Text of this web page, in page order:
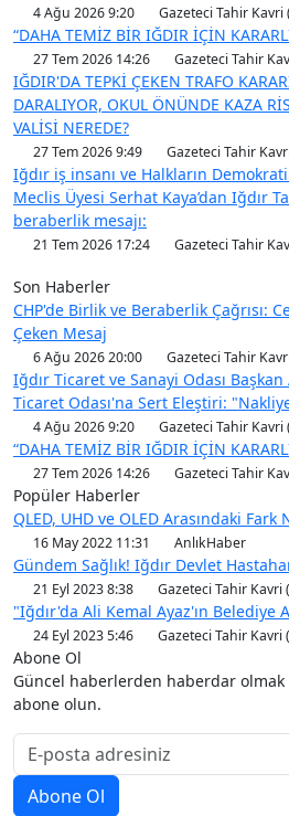
4 Ağu 2026 9:20 Gazeteci Tahir Kavri
“DAHA TEMİZ BİR IĞDIR İÇİN
27 Tem 2026 14:26 Gazeteci Tahir
IĞDIR'DA TEPKİ ÇEKEN TRAFO
DARALIYOR, OKUL ÖNÜNDE KAZA
VALİSİ NEREDE?
27 Tem 2026 9:49 Gazeteci Tahir
Iğdır iş insanı ve Halkların
Meclis Üyesi Serhat Kaya’dan Iğdır
beraberlik mesajı:
21 Tem 2026 17:24 Gazeteci Tahir
Son Haberler
CHP'de Birlik ve Beraberlik Çağrısı:
Çeken Mesaj
6 Ağu 2026 20:00 Gazeteci Tahir
Iğdır Ticaret ve Sanayi Odası
Ticaret Odası'na Sert Eleştiri:
4 Ağu 2026 9:20 Gazeteci Tahir Kavri
“DAHA TEMİZ BİR IĞDIR İÇİN
27 Tem 2026 14:26 Gazeteci Tahir
Popüler Haberler
QLED, UHD ve OLED Arasındaki
16 May 2022 11:31 AnlıkHaber
Gündem Sağlık! Iğdır Devlet
21 Eyl 2023 8:38 Gazeteci Tahir Kavri
"Iğdır'da Ali Kemal Ayaz'ın Belediye
24 Eyl 2023 5:46 Gazeteci Tahir Kavri
Abone Ol
Güncel haberlerden haberdar
abone olun.